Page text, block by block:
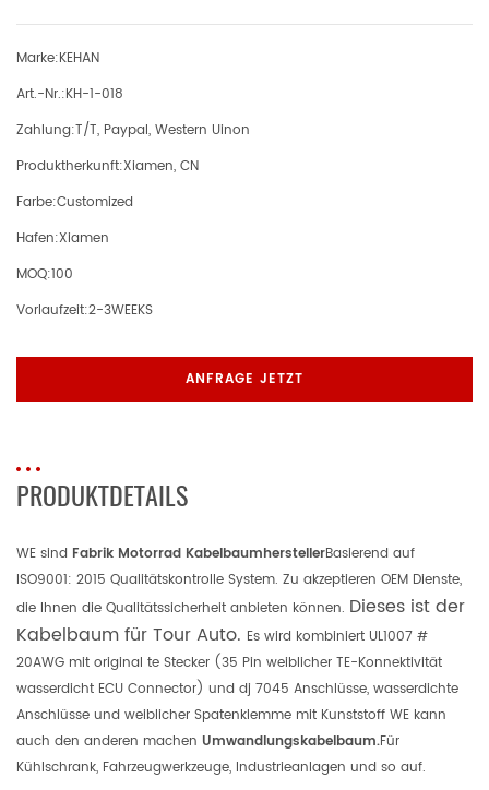
Marke:KEHAN
Art.-Nr.:KH-1-018
Zahlung:T/T, Paypal, Western Uinon
Produktherkunft:Xiamen, CN
Farbe:Customized
Hafen:Xiamen
MOQ:100
Vorlaufzeit:2-3WEEKS
ANFRAGE JETZT
PRODUKTDETAILS
WE sind Fabrik Motorrad KabelbaumherstellerBasierend auf
ISO9001: 2015 Qualitätskontrolle System. Zu akzeptieren OEM Dienste,
die Ihnen die Qualitätssicherheit anbieten können. Dieses ist der
Kabelbaum für Tour Auto. Es wird kombiniert UL1007 #
20AWG mit original te Stecker (35 Pin weiblicher TE-Konnektivität
wasserdicht ECU Connector) und dj 7045 Anschlüsse, wasserdichte
Anschlüsse und weiblicher Spatenklemme mit Kunststoff WE kann
auch den anderen machen Umwandlungskabelbaum.Für
Kühlschrank, Fahrzeugwerkzeuge, Industrieanlagen und so auf.